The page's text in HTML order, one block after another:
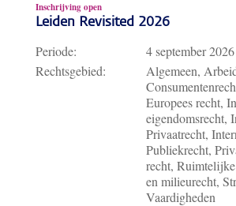
Inschrijving open
Leiden Revisited 2026
Periode:
4 september 2026
Rechtsgebied:
Algemeen,
Europees recht,
eigendomsrecht,
Privaatrecht,
Publiekrecht,
recht,
en milieurecht,
Vaardigheden